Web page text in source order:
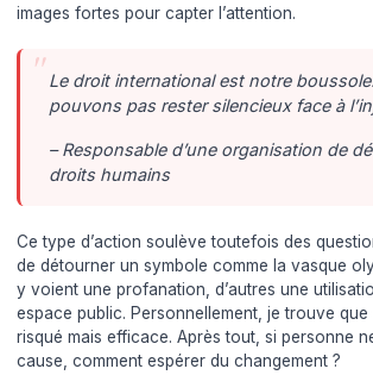
images fortes pour capter l’attention.
Le droit international est notre
pouvons pas rester silencieux face à
– Responsable d’une organisation de
droits humains
Ce type d’action soulève toutefois des
de détourner un symbole comme la vasque
y voient une profanation, d’autres une
espace public. Personnellement, je trouve que
risqué mais efficace. Après tout, si personne
cause, comment espérer du changement ?